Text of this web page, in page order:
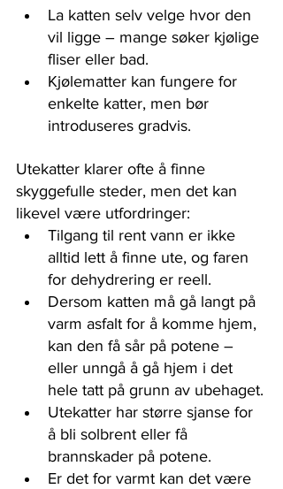
La katten selv velge hvor den
vil ligge – mange søker kjølige
fliser eller bad.
Kjølematter kan fungere for
enkelte katter, men bør
introduseres gradvis.
Utekatter klarer ofte å finne
skyggefulle steder, men det kan
likevel være utfordringer:
Tilgang til rent vann er ikke
alltid lett å finne ute, og faren
for dehydrering er reell.
Dersom katten må gå langt på
varm asfalt for å komme hjem,
kan den få sår på potene –
eller unngå å gå hjem i det
hele tatt på grunn av ubehaget.
Utekatter har større sjanse for
å bli solbrent eller få
brannskader på potene.
Er det for varmt kan det være